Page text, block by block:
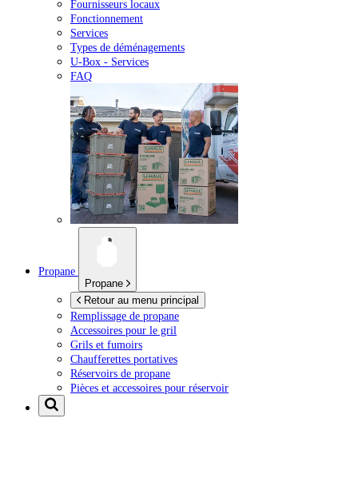
Fournisseurs locaux
Fonctionnement
Services
Types de déménagements
U-Box - Services
FAQ
Propane
Propane
Retour au menu principal
Remplissage de propane
Accessoires pour le gril
Grils et fumoirs
Chaufferettes portatives
Réservoirs de propane
Pièces et accessoires pour réservoir